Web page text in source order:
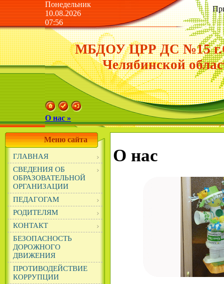
Понедельник
10.08.2026
07:56
МБДОУ ЦРР ДС №15
Челябинской
О нас »
Меню сайта
ГЛАВНАЯ
СВЕДЕНИЯ ОБ
ОБРАЗОВАТЕЛЬНОЙ
ОРГАНИЗАЦИИ
ПЕДАГОГАМ
РОДИТЕЛЯМ
КОНТАКТ
БЕЗОПАСНОСТЬ
ДОРОЖНОГО
ДВИЖЕНИЯ
ПРОТИВОДЕЙСТВИЕ
КОРРУПЦИИ
О нас